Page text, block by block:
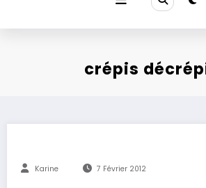
crépis
Karine 7 Février 2012